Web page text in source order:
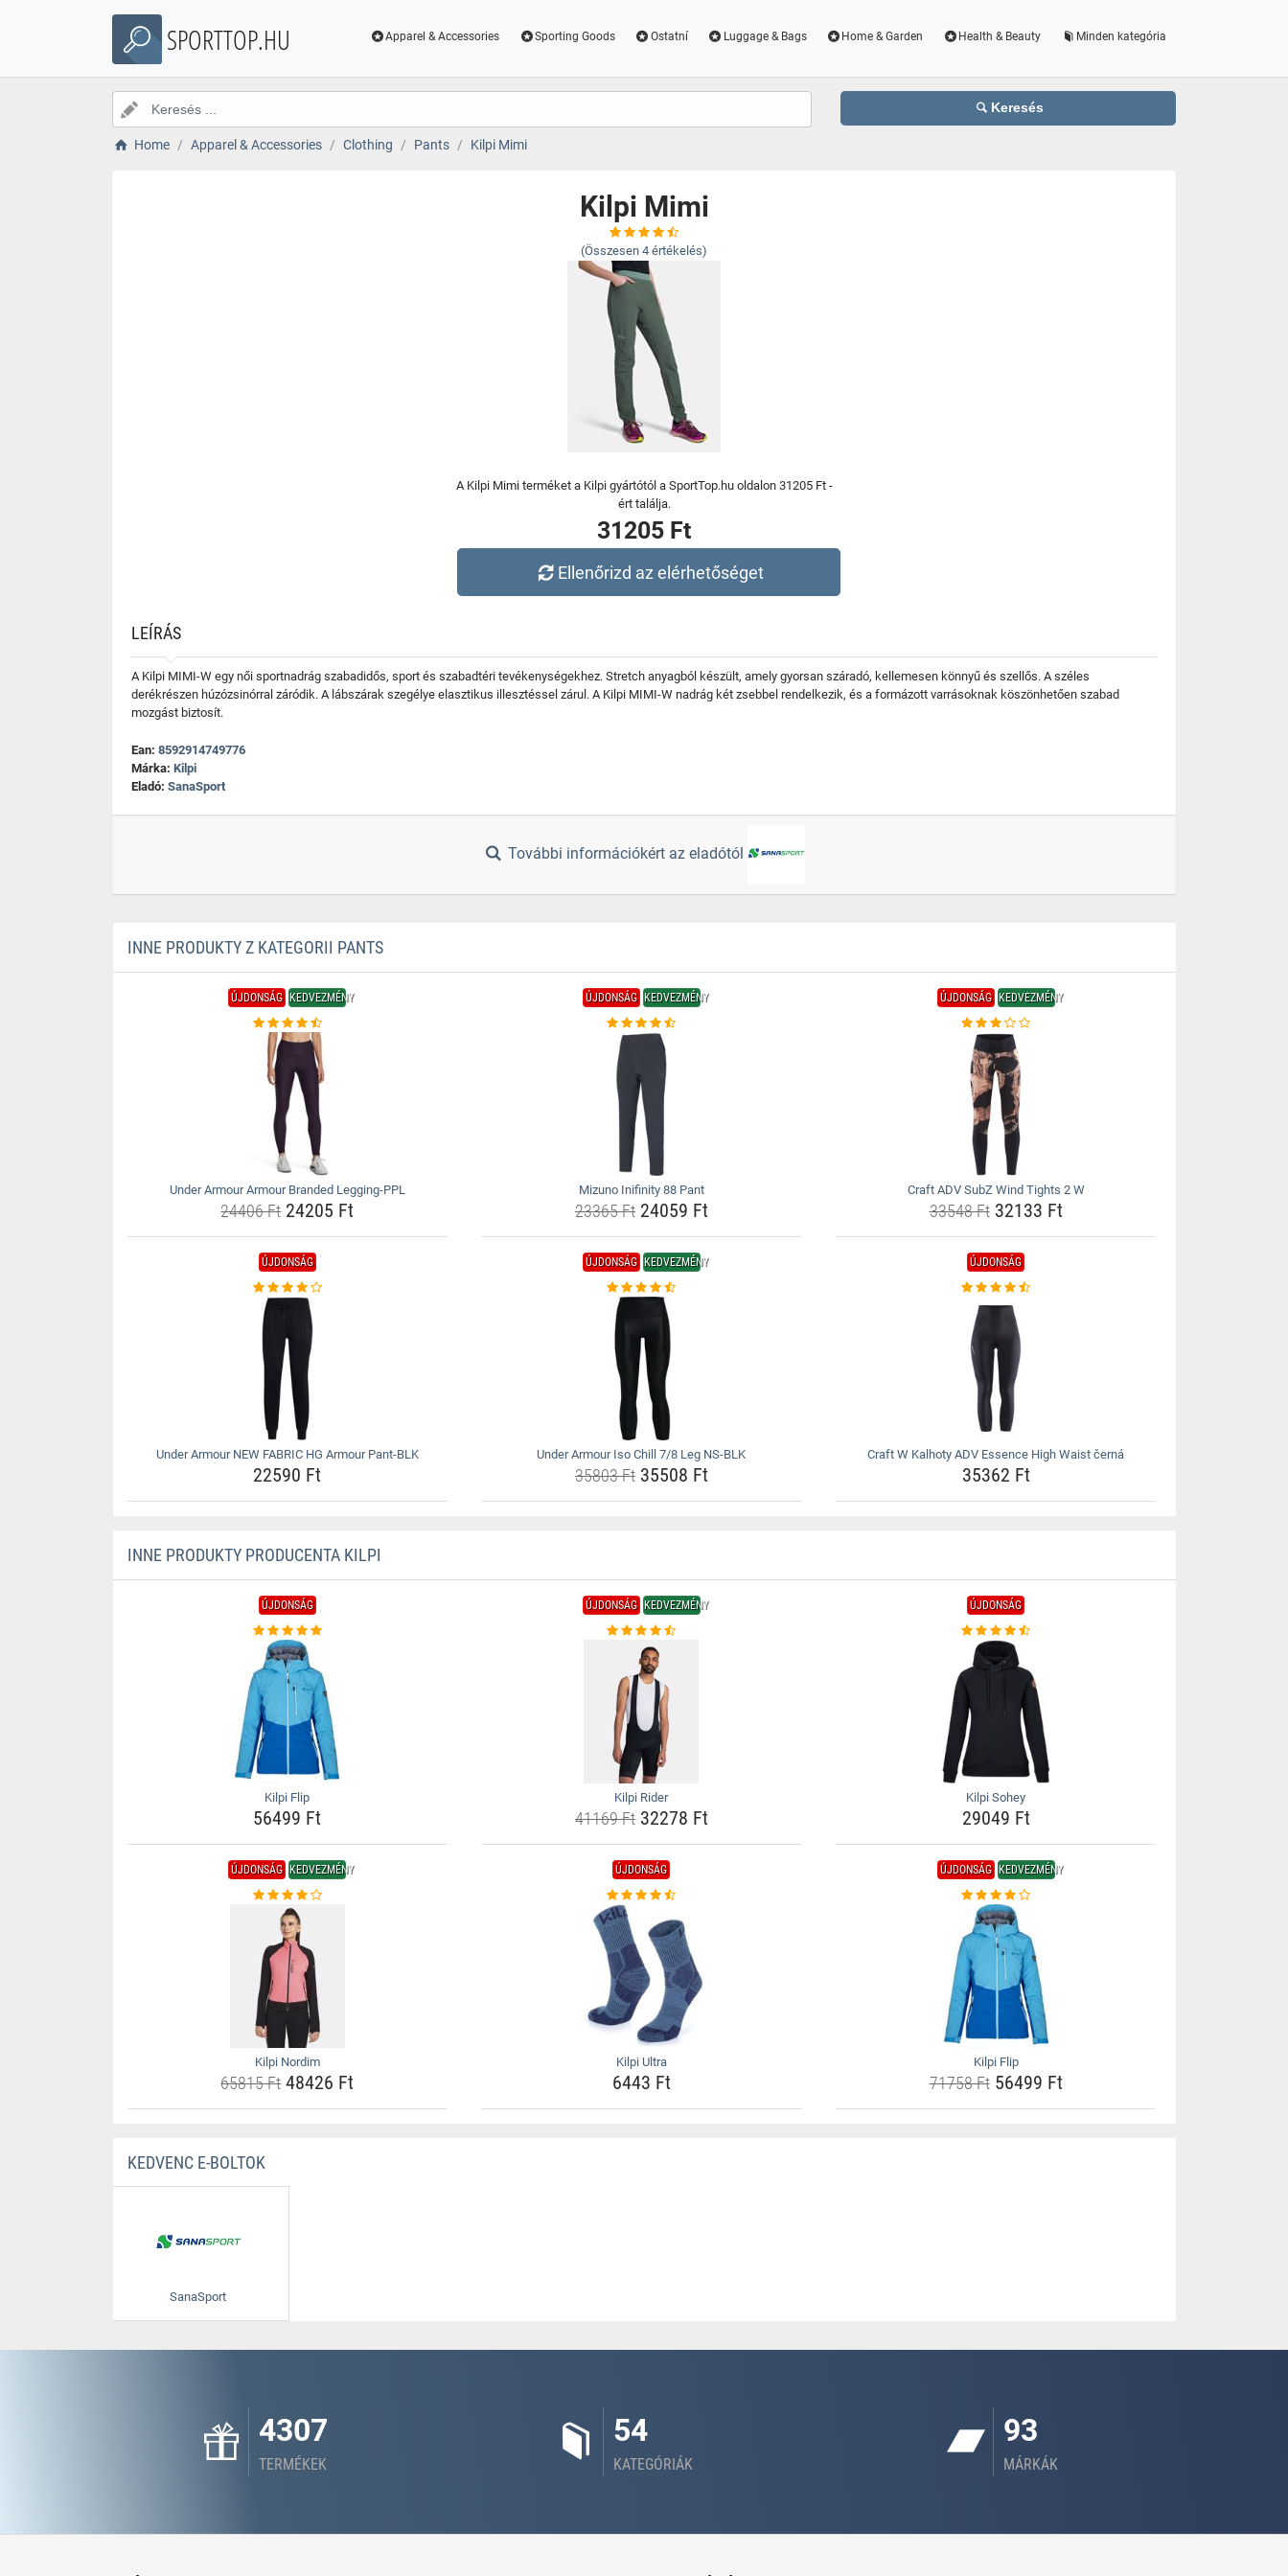
SPORTTOP.HU Apparel & Accessories Sporting Goods Ostatní Luggage & Bags Home & Garden Health & Beauty Minden kategória
Keresés
Home Apparel & Accessories Clothing Pants Kilpi Mimi
Kilpi Mimi
(Összesen 4 értékelés)
A Kilpi Mimi terméket a Kilpi gyártótól a SportTop.hu oldalon 31205 Ft -
ért találja.
31205 Ft
Ellenőrizd az elérhetőséget
LEÍRÁS
A Kilpi MIMI-W egy női sportnadrág szabadidős, sport és szabadtéri tevékenységekhez. Stretch anyagból készült, amely gyorsan száradó, kellemesen könnyű és szellős. A széles
derékrészen húzózsinórral záródik. A lábszárak szegélye elasztikus illesztéssel zárul. A Kilpi MIMI-W nadrág két zsebbel rendelkezik, és a formázott varrásoknak köszönhetően szabad
mozgást biztosít.
Ean: 8592914749776
Márka: Kilpi
Eladó: SanaSport
További információkért az eladótól
INNE PRODUKTY Z KATEGORII PANTS
ÚJDONSÁG KEDVEZMÉNY
Under Armour Armour Branded Legging-PPL
24406 Ft24205 Ft
ÚJDONSÁG KEDVEZMÉNY
Mizuno Inifinity 88 Pant
23365 Ft24059 Ft
ÚJDONSÁG KEDVEZMÉNY
Craft ADV SubZ Wind Tights 2 W
33548 Ft32133 Ft
ÚJDONSÁG
Under Armour NEW FABRIC HG Armour Pant-BLK
22590 Ft
ÚJDONSÁG KEDVEZMÉNY
Under Armour Iso Chill 7/8 Leg NS-BLK
35803 Ft35508 Ft
ÚJDONSÁG
Craft W Kalhoty ADV Essence High Waist černá
35362 Ft
INNE PRODUKTY PRODUCENTA KILPI
ÚJDONSÁG
Kilpi Flip
56499 Ft
ÚJDONSÁG KEDVEZMÉNY
Kilpi Rider
41169 Ft32278 Ft
ÚJDONSÁG
Kilpi Sohey
29049 Ft
ÚJDONSÁG KEDVEZMÉNY
Kilpi Nordim
65815 Ft48426 Ft
ÚJDONSÁG
Kilpi Ultra
6443 Ft
ÚJDONSÁG KEDVEZMÉNY
Kilpi Flip
71758 Ft56499 Ft
KEDVENC E-BOLTOK
SanaSport
4307
TERMÉKEK
54
KATEGÓRIÁK
93
MÁRKÁK